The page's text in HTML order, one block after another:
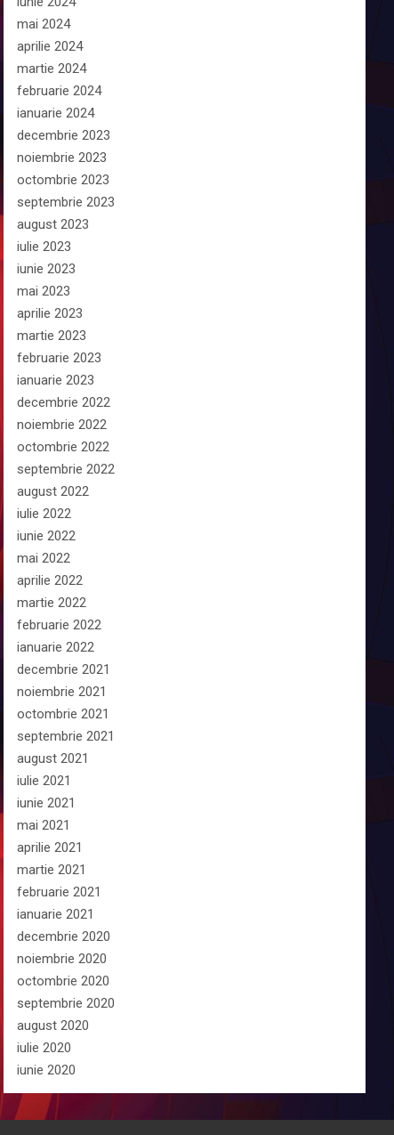
mai 2024
aprilie 2024
martie 2024
februarie 2024
ianuarie 2024
decembrie 2023
noiembrie 2023
octombrie 2023
septembrie 2023
august 2023
iulie 2023
iunie 2023
mai 2023
aprilie 2023
martie 2023
februarie 2023
ianuarie 2023
decembrie 2022
noiembrie 2022
octombrie 2022
septembrie 2022
august 2022
iulie 2022
iunie 2022
mai 2022
aprilie 2022
martie 2022
februarie 2022
ianuarie 2022
decembrie 2021
noiembrie 2021
octombrie 2021
septembrie 2021
august 2021
iulie 2021
iunie 2021
mai 2021
aprilie 2021
martie 2021
februarie 2021
ianuarie 2021
decembrie 2020
noiembrie 2020
octombrie 2020
septembrie 2020
august 2020
iulie 2020
iunie 2020